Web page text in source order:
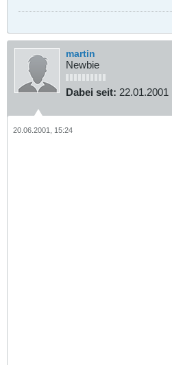
martin
Newbie
Dabei seit: 22.01.2001
20.06.2001, 15:24